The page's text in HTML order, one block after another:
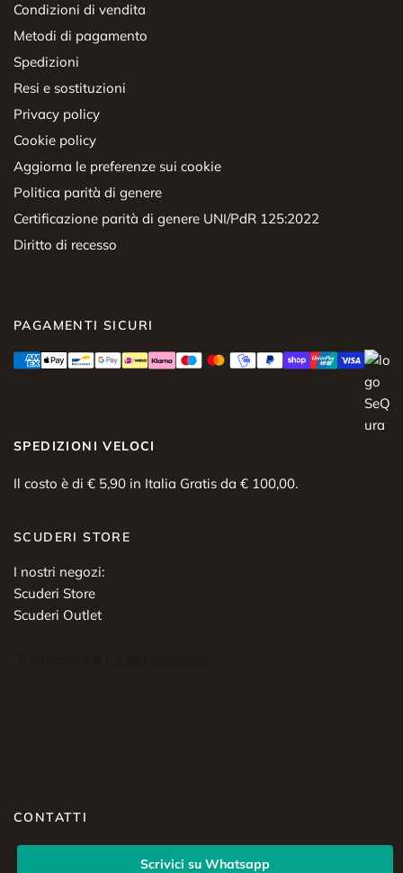
Condizioni di vendita
Metodi di pagamento
Spedizioni
Resi e sostituzioni
Privacy policy
Cookie policy
Aggiorna le preferenze sui cookie
Politica parità di genere
Certificazione parità di genere UNI/PdR 125:2022
Diritto di recesso
PAGAMENTI SICURI
SPEDIZIONI VELOCI
Il costo è di € 5,90 in Italia Gratis da € 100,00.
SCUDERI STORE
I nostri negozi:
Scuderi Store
Scuderi Outlet
CONTATTI
Scrivici su Whatsapp